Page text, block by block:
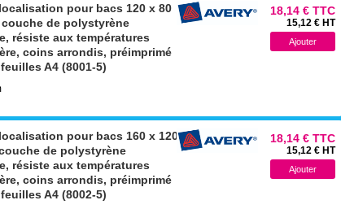
pour bacs 120 x 80
couche de polystyrène
résiste aux températures
coins arrondis, préimprimé
A4 (8001-5)
18,14 € TTC
15,12 € HT
pour bacs 160 x 120
de polystyrène
résiste aux températures
coins arrondis, préimprimé
A4 (8002-5)
18,14 € TTC
15,12 € HT